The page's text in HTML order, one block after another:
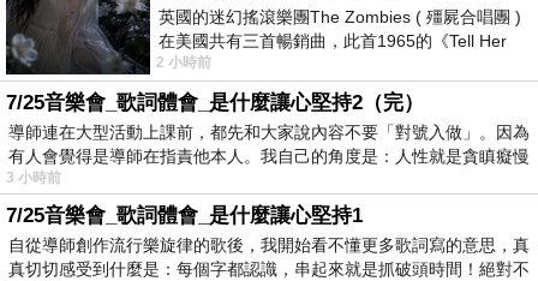
英國的迷幻搖滾樂團The Zombies ( 殭屍合唱團 )
在美國共有三首暢銷曲，此首1965的《Tell Her
No》即為其中之一，在告示牌百大單曲
2 小時前
7/25音樂會_歌詞體會_是什麼讓心堅持2（完）
導師連在大型活動上課前，都先和大家說內容不要「對號入做」。因為
有人會覺得是導師在指責他本人。我自己的角度是：人性就是貪瞋癡慢
3 小時前
7/25音樂會_歌詞體會_是什麼讓心堅持1
自從導師創作流行樂旋律的歌後，我開始看不懂更多歌詞寫的意思，真
真切切感受到什麼是：每個字都認識，串起來就是抓破頭時間！絕對不